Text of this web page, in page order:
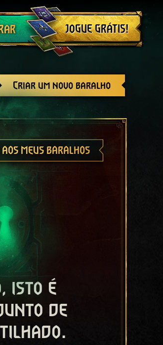
JOGUE GRÁTIS!
Criar um novo baralho
AOS MEUS BARALHOS
isto é
de